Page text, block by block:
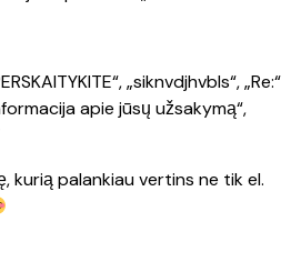
„siknvdjhvbls“, „Re:“
apie jūsų užsakymą“,
kurią palankiau vertins ne tik el.